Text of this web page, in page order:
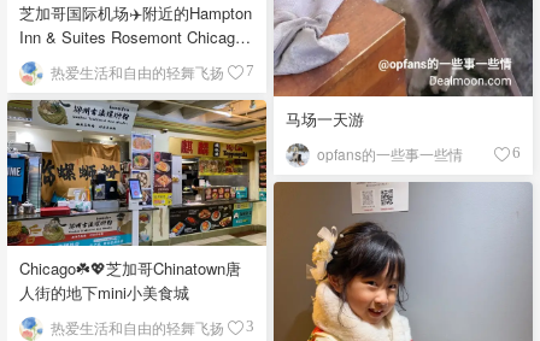
马场一天游
opfans的一些事一些情 6
芝加哥国际机场✈️附近的Hampton
Inn & Suites Rosemont Chicago
O'Hare自助早餐
热爱生活和自由的轻舞飞扬 7
Chicago☘️💖芝加哥Chinatown唐
人街的地下mini小美食城
热爱生活和自由的轻舞飞扬 3